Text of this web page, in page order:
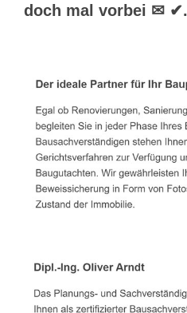
doch mal vorbei ✉ ✔.